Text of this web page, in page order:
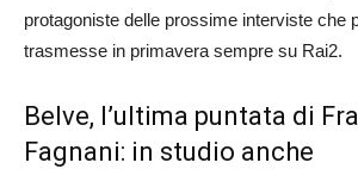
protagoniste delle prossime interviste che
trasmesse in primavera sempre su Rai2.
Belve, l’ultima puntata di
Fagnani: in studio anche